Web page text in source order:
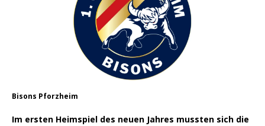
Bisons Pforzheim
Im ersten Heimspiel des neuen Jahres mussten sich die